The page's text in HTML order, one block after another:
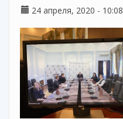
24 апреля, 2020 - 10:08